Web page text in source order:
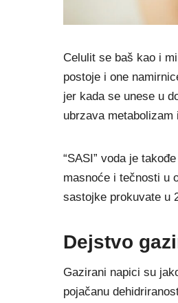
Celulit se baš kao i
postoje i one
jer kada se unese u
ubrzava
“SASI” voda je
masnoće i tečnosti u
sastojke prokuvate u
Dejstvo
Gazirani napici su
pojačanu